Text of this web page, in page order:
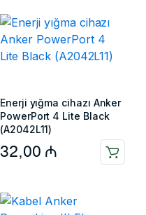
Enerji yığma cihazı Anker
PowerPort 4 Lite Black
(A2042L11)
32,00 ₼